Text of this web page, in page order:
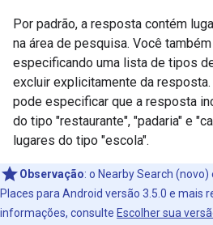
Por padrão, a resposta contém
na área de pesquisa. Você
especificando uma lista de tipos
excluir explicitamente da
pode especificar que a resposta
do tipo "restaurante", "padaria" e
lugares do tipo "escola".
Observação: o Nearby Search (novo)
Places para Android versão 3.5.0 e mais
informações, consulte Escolher sua